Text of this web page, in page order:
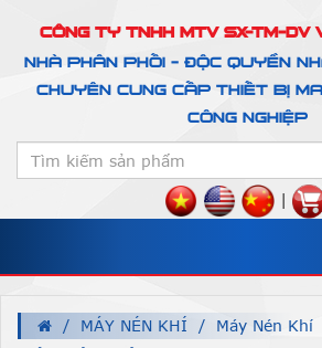
CÔNG TY TNHH MTV SX-TM-DV
NHÀ PHÂN PHỐI - ĐỘC QUYỀN
CHUYÊN CUNG CẤP THIẾT BỊ
CÔNG NGHIỆP
|
MÁY NÉN KHÍ Máy Nén Khí